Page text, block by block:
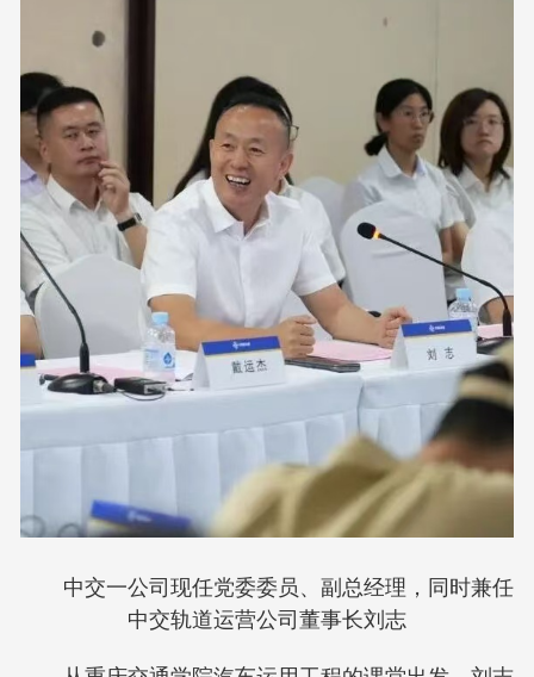
中交一公司现任党委委员、副总经理，同时兼任
中交轨道运营公司董事长刘志